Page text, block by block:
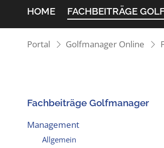
HOME FACHBEITRÄGE
Portal Golfmanager Online
Fachbeiträge Golfmanager
Management
Allgemein